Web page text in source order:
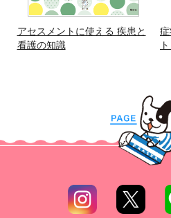
アセスメントに使える 疾患と
看護の知識